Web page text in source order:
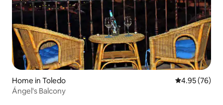
Home in Toledo 4.95 out of 5
4.95 (76)
Ángel's Balcony